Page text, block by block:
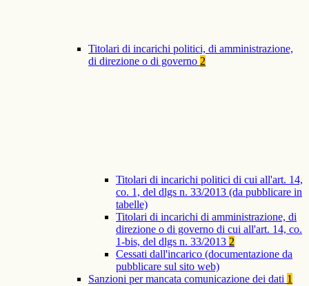
Titolari di incarichi politici, di amministrazione,
di direzione o di governo 2
Titolari di incarichi politici di cui all'art. 14,
co. 1, del dlgs n. 33/2013 (da pubblicare in
tabelle)
Titolari di incarichi di amministrazione, di
direzione o di governo di cui all'art. 14, co.
1-bis, del dlgs n. 33/2013 2
Cessati dall'incarico (documentazione da
pubblicare sul sito web)
Sanzioni per mancata comunicazione dei dati 1